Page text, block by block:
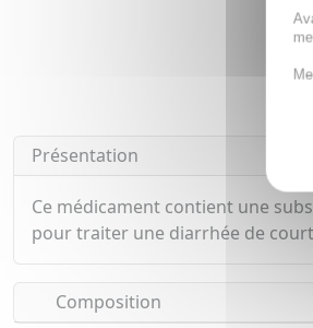
Présentation
Ce médicament contient une
pour traiter une diarrhée de
Composition